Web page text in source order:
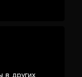
в других